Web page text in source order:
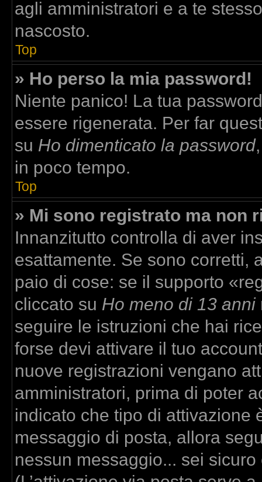
agli amministratori e a te
nascosto.
Top
» Ho perso la mia password!
Niente panico! La tua
essere rigenerata. Per far
su Ho dimenticato la password
in poco tempo.
Top
» Mi sono registrato ma non
Innanzitutto controlla di aver
esattamente. Se sono corretti,
paio di cose: se il supporto
cliccato su Ho meno di 13 anni
seguire le istruzioni che hai
forse devi attivare il tuo
nuove registrazioni vengano
amministratori, prima di poter
indicato che tipo di attivazione
messaggio di posta, allora
nessun messaggio... sei